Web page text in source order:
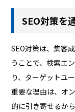
SEO対策を
SEO対策は、集客
うことで、検索エ
り、ターゲットユ
重要な理由は、オ
的に引き寄せるから